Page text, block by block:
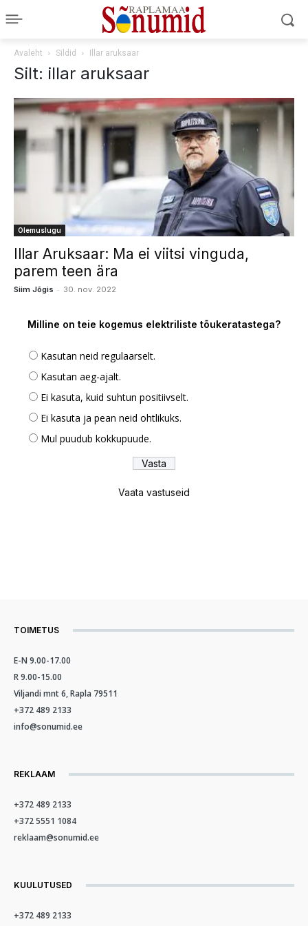
Avaleht Sildid Illar aruksaar
Silt: illar aruksaar
Olemuslugu
Illar Aruksaar: Ma ei viitsi vinguda,
parem teen ära
Siim Jõgis - 30. nov. 2022
Milline on teie kogemus elektriliste tõukeratastega?
Kasutan neid regulaarselt.
Kasutan aeg-ajalt.
Ei kasuta, kuid suhtun positiivselt.
Ei kasuta ja pean neid ohtlikuks.
Mul puudub kokkupuude.
Vaata vastuseid
TOIMETUS
E-N 9.00-17.00
R 9.00-15.00
Viljandi mnt 6, Rapla 79511
+372 489 2133
info@sonumid.ee
REKLAAM
+372 489 2133
+372 5551 1084
reklaam@sonumid.ee
KUULUTUSED
+372 489 2133